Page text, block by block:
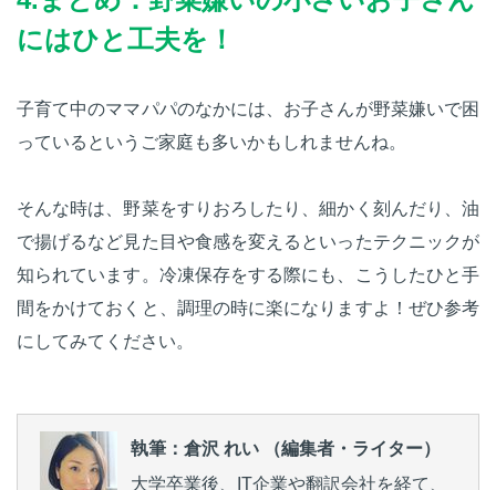
にはひと工夫を！
子育て中のママパパのなかには、お子さんが野菜嫌いで困
っているというご家庭も多いかもしれませんね。
そんな時は、野菜をすりおろしたり、細かく刻んだり、油
で揚げるなど見た目や食感を変えるといったテクニックが
知られています。冷凍保存をする際にも、こうしたひと手
間をかけておくと、調理の時に楽になりますよ！ぜひ参考
にしてみてください。
執筆：倉沢 れい （編集者・ライター）
大学卒業後、IT企業や翻訳会社を経て、